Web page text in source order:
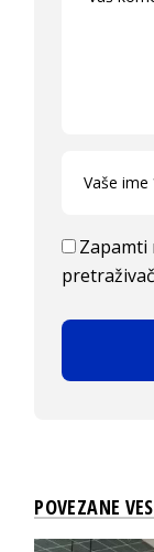
Zapamti
POVEZANE